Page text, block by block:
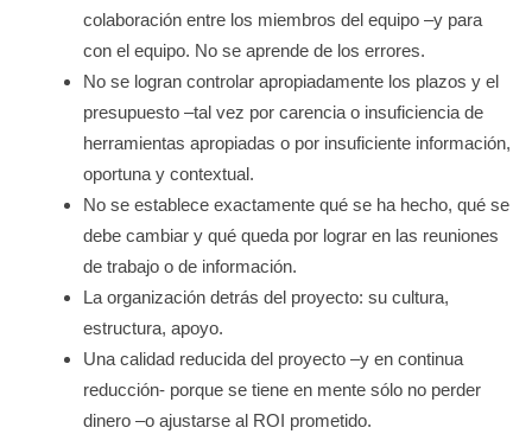
colaboración entre los miembros del equipo –y para
con el equipo. No se aprende de los errores.
No se logran controlar apropiadamente los plazos y el
presupuesto –tal vez por carencia o insuficiencia de
herramientas apropiadas o por insuficiente información,
oportuna y contextual.
No se establece exactamente qué se ha hecho, qué se
debe cambiar y qué queda por lograr en las reuniones
de trabajo o de información.
La organización detrás del proyecto: su cultura,
estructura, apoyo.
Una calidad reducida del proyecto –y en continua
reducción- porque se tiene en mente sólo no perder
dinero –o ajustarse al ROI prometido.